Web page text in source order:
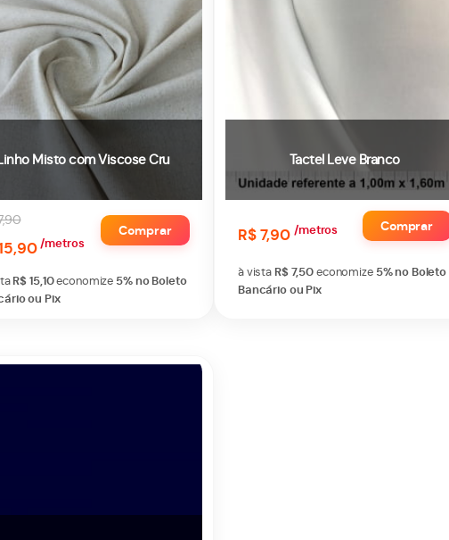
Misto com Viscose Cru
/metros
Comprar
R$ 15,10economize 5%no Boleto
ou Pix
Tactel Leve Branco
R$ 7,90 /metros Comprar
à vista R$ 7,50economize 5%no Boleto
Bancário ou Pix